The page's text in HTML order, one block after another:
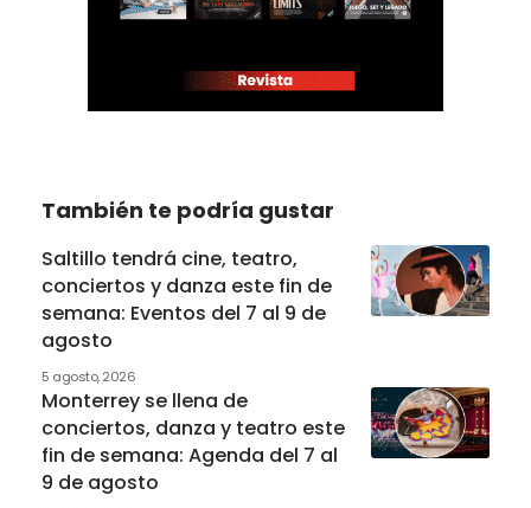
También te podría gustar
Saltillo tendrá cine, teatro,
conciertos y danza este fin de
semana: Eventos del 7 al 9 de
agosto
5 agosto, 2026
Monterrey se llena de
conciertos, danza y teatro este
fin de semana: Agenda del 7 al
9 de agosto